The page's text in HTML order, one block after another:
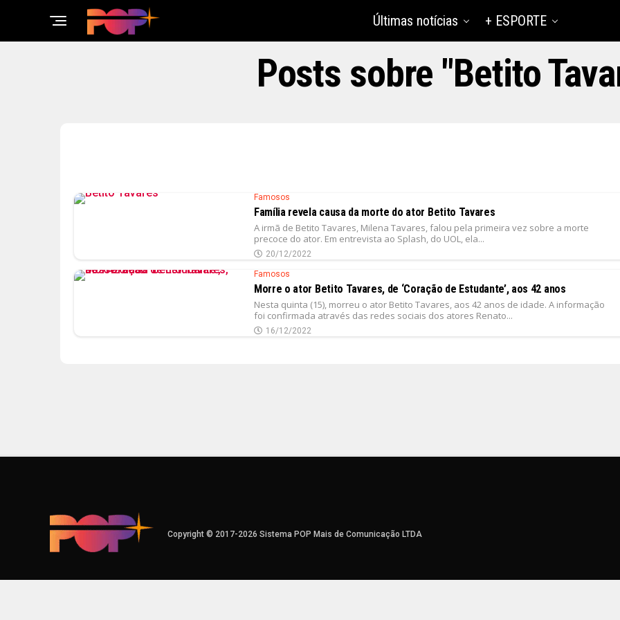
Últimas notícias + ESPORTE
Posts sobre "Betito
Famosos
Família revela causa da morte do ator Betito Tavares
A irmã de Betito Tavares, Milena Tavares, falou pela primeira vez sobre a morte
precoce do ator. Em entrevista ao Splash, do UOL, ela...
20/12/2022
Famosos
Morre o ator Betito Tavares, de ‘Coração de Estudante’, aos 42 anos
Nesta quinta (15), morreu o ator Betito Tavares, aos 42 anos de idade. A informação
foi confirmada através das redes sociais dos atores Renato...
16/12/2022
Copyright © 2017-2026 Sistema POP Mais de Comunicação LTDA